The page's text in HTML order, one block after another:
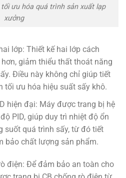
ưu hóa quá trình sản xuất lạp
xưởng
lớp: Thiết kế hai lớp cách
giảm thiểu thất thoát năng
Điều này không chỉ giúp tiết
tối ưu hóa hiệu suất sấy khô.
hiện đại: Máy được trang bị hệ
PID, giúp duy trì nhiệt độ ổn
suốt quá trình sấy, từ đó tiết
bảo chất lượng sản phẩm.
điện: Để đảm bảo an toàn cho